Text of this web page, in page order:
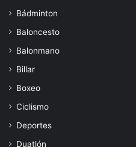
Bádminton
Baloncesto
Balonmano
Billar
Boxeo
Ciclismo
Deportes
Duatlón